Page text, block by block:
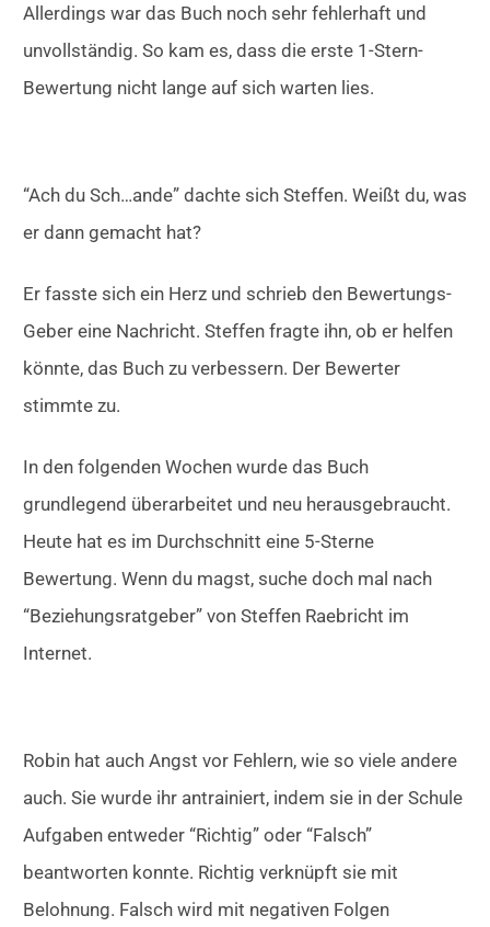
Allerdings war das Buch noch sehr fehlerhaft und
unvollständig. So kam es, dass die erste 1-Stern-
Bewertung nicht lange auf sich warten lies.
“Ach du Sch…ande” dachte sich Steffen. Weißt du, was
er dann gemacht hat?
Er fasste sich ein Herz und schrieb den Bewertungs-
Geber eine Nachricht. Steffen fragte ihn, ob er helfen
könnte, das Buch zu verbessern. Der Bewerter
stimmte zu.
In den folgenden Wochen wurde das Buch
grundlegend überarbeitet und neu herausgebraucht.
Heute hat es im Durchschnitt eine 5-Sterne
Bewertung. Wenn du magst, suche doch mal nach
“Beziehungsratgeber” von Steffen Raebricht im
Internet.
Robin hat auch Angst vor Fehlern, wie so viele andere
auch. Sie wurde ihr antrainiert, indem sie in der Schule
Aufgaben entweder “Richtig” oder “Falsch”
beantworten konnte. Richtig verknüpft sie mit
Belohnung. Falsch wird mit negativen Folgen